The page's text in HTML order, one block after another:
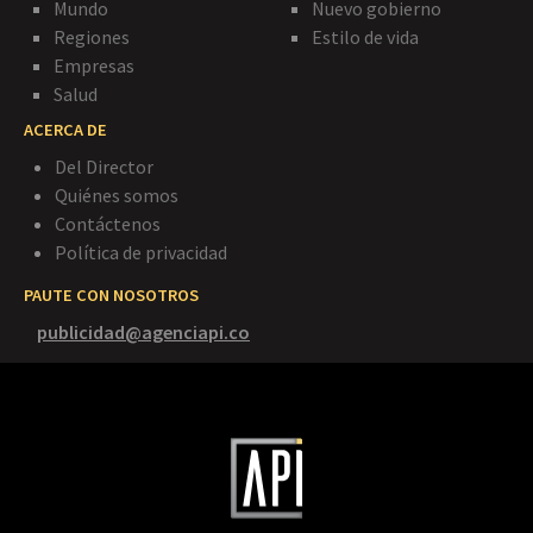
Mundo
Regiones
Empresas
Salud
Nuevo gobierno
Estilo de vida
ACERCA DE
Del Director
Quiénes somos
Contáctenos
Política de privacidad
PAUTE CON NOSOTROS
publicidad@agenciapi.co